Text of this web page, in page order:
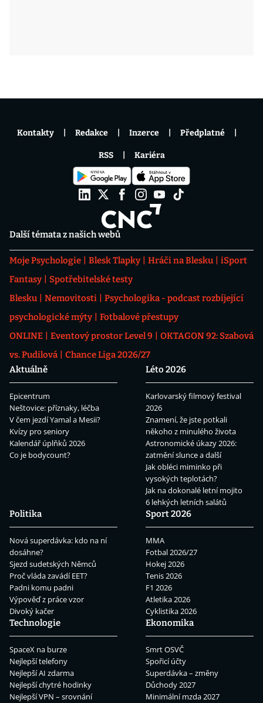
Další témata z našich webů
Moje Psychologie Blesk Tlapky Hráči na Blesku
iSport
Fantasy
Spotřebitelské testy
Blesku
Nemovitosti
Psychologika - podcast rozbíjející
psychologické mýty
Fotbalové přestupy
ONLINE
Eventový prostor Level 9
OKTAGON 92: Szabová
vs. Pudilová
Chance Liga 2026/27
Aktuálně
Epicentrum
Neštovice: příznaky, léčba
V čem jezdí Yamal a Mesii?
Kvízy pro seniory
Kalendář úplňků 2026
Co je bodycount?
Léto 2026
Karlovarský filmový festival
2026
Znamení, že jste potkali
někoho z minulého života
Astronomické úkazy 2026:
zatmění slunce a další
Jak obléci miminko při
vysokých teplotách?
Jak na dokonalé letní mojito
6 lehkých letních salátů
Politika
Nová superdávka: kdo na ní
dosáhne?
Sjezd sudetských Němců
Proč vláda zavádí EET?
Padni komu padni
Výpověď z práce vzor
Divoký kačer
Sport 2026
MMA
Fotbal 2026/27
Hokej 2026
Tenis 2026
F1 2026
Atletika 2026
Cyklistika 2026
Technologie
SpaceX na burze
Nejlepší telefony
Nejlepší AI zdarma
Nejlepší chytré hodinky
Nejlepší VPN – srovnání
Ekonomika
Smrt OSVČ
Spořicí účty
Superdávka – změny
Důchody 2027
Minimální mzda 2027
Kontakty Redakce Inzerce Předplatné
RSS Kariéra